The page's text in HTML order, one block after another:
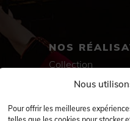
Nous
Pour offrir les meilleures
NOS
Collection
Production créative
Danseuses et